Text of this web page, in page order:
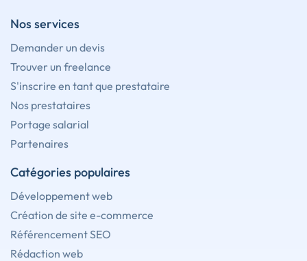
Nos services
Demander un devis
Trouver un freelance
S'inscrire en tant que prestataire
Nos prestataires
Portage salarial
Partenaires
Catégories populaires
Développement web
Création de site e-commerce
Référencement SEO
Rédaction web